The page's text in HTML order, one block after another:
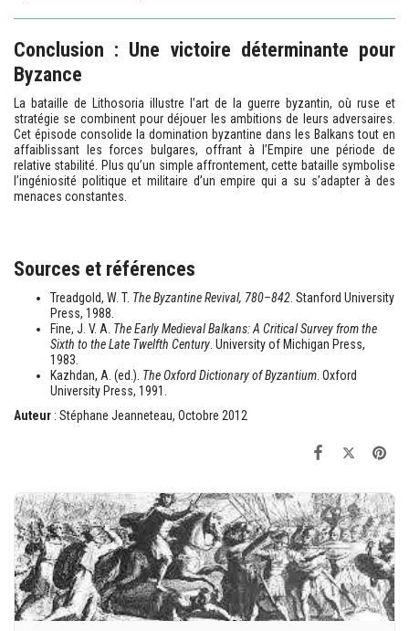
Conclusion : Une victoire déterminante pour
Byzance
La bataille de Lithosoria illustre l’art de la guerre byzantin, où ruse et
stratégie se combinent pour déjouer les ambitions de leurs adversaires.
Cet épisode consolide la domination byzantine dans les Balkans tout en
affaiblissant les forces bulgares, offrant à l’Empire une période de
relative stabilité. Plus qu’un simple affrontement, cette bataille symbolise
l’ingéniosité politique et militaire d’un empire qui a su s’adapter à des
menaces constantes.
Sources et références
Treadgold, W. T. The Byzantine Revival, 780–842 . Stanford University
Press, 1988.
Fine, J. V. A. The Early Medieval Balkans: A Critical Survey from the
Sixth to the Late Twelfth Century . University of Michigan Press,
1983.
Kazhdan, A. (ed.). The Oxford Dictionary of Byzantium . Oxford
University Press, 1991.
Auteur : Stéphane Jeanneteau, Octobre 2012